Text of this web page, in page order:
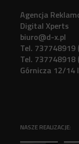
Agencja
Digital Xperts
biuro@d-x.pl
Tel.
Tel. 737748918
Górnicza 12/14
NASZE REALIZACJE: